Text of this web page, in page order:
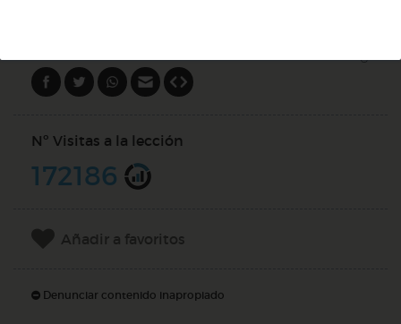
Nº Visitas a la lección
172186
Añadir a favoritos
Denunciar contenido inapropiado